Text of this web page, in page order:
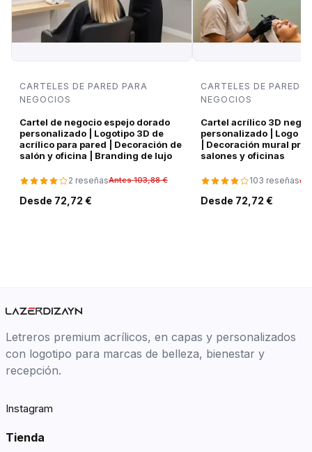
CARTELES DE PARED PARA
NEGOCIOS
Cartel de negocio espejo dorado
personalizado | Logotipo 3D de
acrílico para pared | Decoración de
salón y oficina | Branding de lujo
2 reseñasAntes 103,88 €
Desde 72,72 €
CARTELES DE PARED
NEGOCIOS
Cartel acrílico 3D
personalizado | Logo
| Decoración mural
salones y oficinas
103 reseñas
Desde 72,72 €
Letreros premium acrílicos, en capas y personalizados
con logotipo para marcas de belleza, bienestar y
recepción.
Instagram
Tienda